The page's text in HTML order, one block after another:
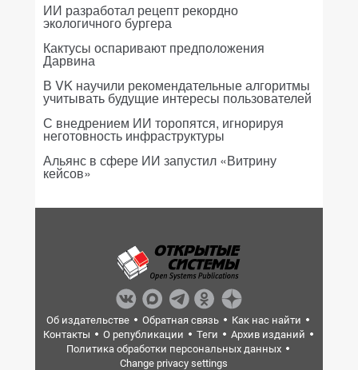
ИИ разработал рецепт рекордно
экологичного бургера
Кактусы оспаривают предположения
Дарвина
В VK научили рекомендательные алгоритмы
учитывать будущие интересы пользователей
С внедрением ИИ торопятся, игнорируя
неготовность инфраструктуры
Альянс в сфере ИИ запустил «Витрину
кейсов»
Об издательстве Обратная связь
Как нас найти
Контакты
О републикации Теги
Архив изданий
Политика обработки персональных данных
Change privacy settings